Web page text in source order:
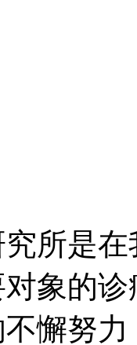
所是
象的
懈努